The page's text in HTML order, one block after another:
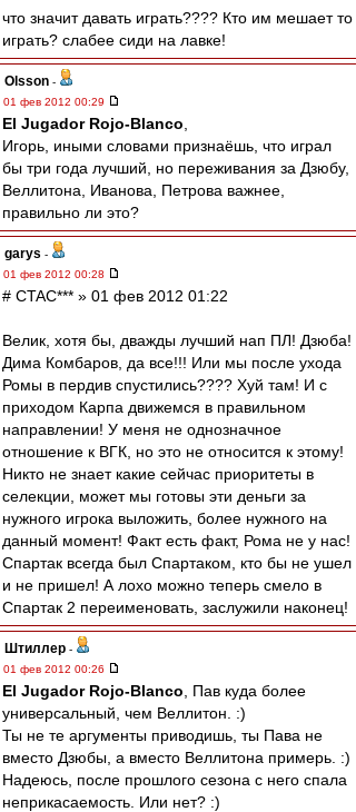
что значит давать играть???? Кто им мешает то
играть? слабее сиди на лавке!
Olsson -
01 фев 2012 00:29
El Jugador Rojo-Blanco
Игорь, иными словами признаёшь, что играл
бы три года лучший, но переживания за Дзюбу,
Веллитона, Иванова, Петрова важнее,
правильно ли это?
garys -
01 фев 2012 00:28
# CTAC*** » 01 фев 2012 01:22
Велик, хотя бы, дважды лучший нап ПЛ! Дзюба!
Дима Комбаров, да все!!! Или мы после ухода
Ромы в пердив спустились???? Хуй там! И с
приходом Карпа движемся в правильном
направлении! У меня не однозначное
отношение к ВГК, но это не относится к этому!
Никто не знает какие сейчас приоритеты в
селекции, может мы готовы эти деньги за
нужного игрока выложить, более нужного на
данный момент! Факт есть факт, Рома не у нас!
Спартак всегда был Спартаком, кто бы не ушел
и не пришел! А лохо можно теперь смело в
Спартак 2 переименовать, заслужили наконец!
Штиллер -
01 фев 2012 00:26
El Jugador Rojo-Blanco , Пав куда более
универсальный, чем Веллитон. :)
Ты не те аргументы приводишь, ты Пава не
вместо Дзюбы, а вместо Веллитона примерь. :)
Надеюсь, после прошлого сезона с него спала
неприкасаемость. Или нет? :)